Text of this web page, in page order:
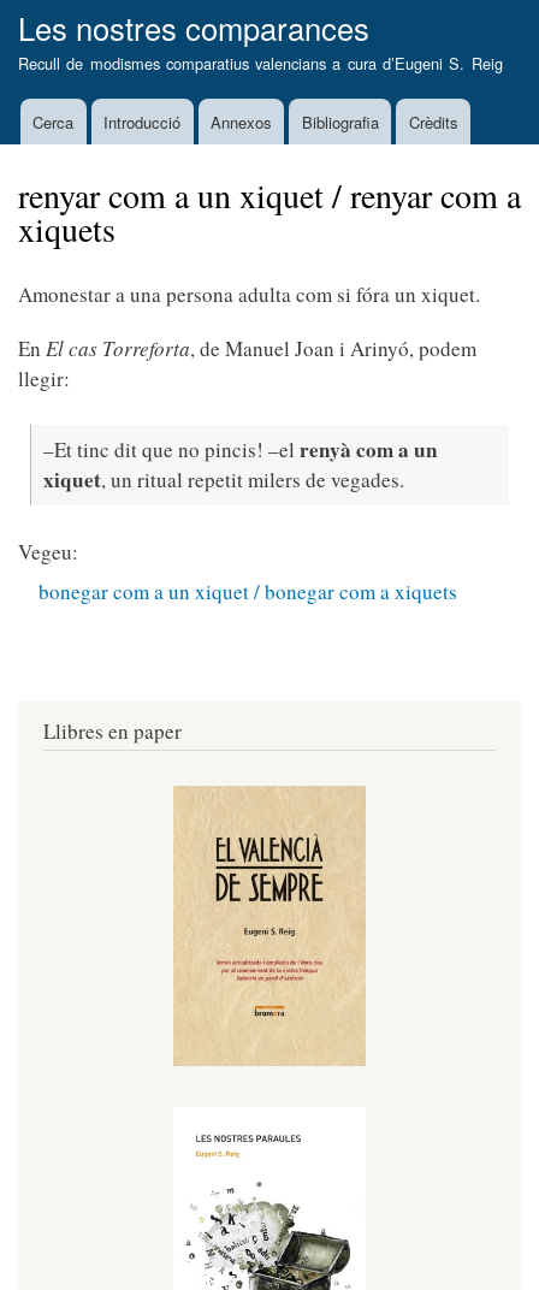
al
contingut
Les nostres comparances
Recull de modismes comparatius valencians a cura d’Eugeni S. Reig
MainCerca Introducció Annexos Bibliografia Crèdits
renyar com a un xiquet / renyar com a
xiquets
Amonestar a una persona adulta com si fóra un xiquet.
En El cas Torreforta, de Manuel Joan i Arinyó, podem
llegir:
–Et tinc dit que no pincis! –el renyà com a un
xiquet, un ritual repetit milers de vegades.
Vegeu:
bonegar com a un xiquet / bonegar com a xiquets
Llibres en paper